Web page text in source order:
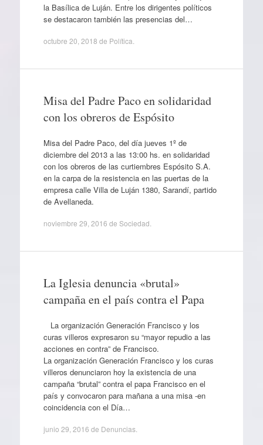
la Basílica de Luján. Entre los dirigentes políticos
se destacaron también las presencias del…
octubre 20, 2018 de Política
Misa del Padre Paco en solidaridad
con los obreros de Espósito
Misa del Padre Paco, del día jueves 1º de
diciembre del 2013 a las 13:00 hs. en solidaridad
con los obreros de las curtiembres Espósito S.A.
en la carpa de la resistencia en las puertas de la
empresa calle Villa de Luján 1380, Sarandí, partido
de Avellaneda.
noviembre 29, 2016 de Sociedad
La Iglesia denuncia «brutal»
campaña en el país contra el Papa
La organización Generación Francisco y los
curas villeros expresaron su “mayor repudio a las
acciones en contra” de Francisco.
La organización Generación Francisco y los curas
villeros denunciaron hoy la existencia de una
campaña “brutal” contra el papa Francisco en el
país y convocaron para mañana a una misa -en
coincidencia con el Día…
junio 29, 2016 de Denuncias.